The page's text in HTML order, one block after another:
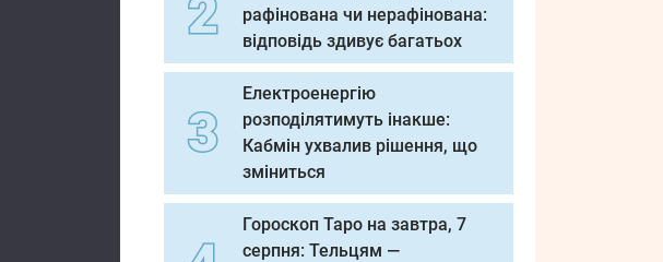
рафінована чи нерафінована:
відповідь здивує багатьох
Електроенергію
розподілятимуть інакше:
Кабмін ухвалив рішення, що
зміниться
Гороскоп Таро на завтра, 7
серпня: Тельцям —